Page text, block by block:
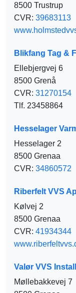
8500 Trustrup
CVR: 39683113
Blikfang Tag &
Ellebjergvej 6
8500 Grenå
CVR: 31270154
Tlf. 23458864
Hesselager
Hesselager 2
8500 Grenaa
CVR: 34860572
Riberfelt VVS
Kølvej 2
8500 Grenaa
CVR: 41934344
Valør VVS
Møllebakkevej 7